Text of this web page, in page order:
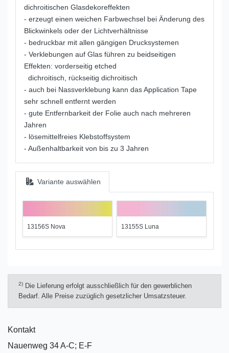
dichroitischen Glasdekoreffekten
- erzeugt einen weichen Farbwechsel bei Änderung des
Blickwinkels oder der Lichtverhältnisse
- bedruckbar mit allen gängigen Drucksystemen
- Verklebungen auf Glas führen zu beidseitigen
Effekten: vorderseitig etched
dichroitisch, rückseitig dichroitisch
- auch bei Nassverklebung kann das Application Tape
sehr schnell entfernt werden
- gute Entfernbarkeit der Folie auch nach mehreren
Jahren
- lösemittelfreies Klebstoffsystem
- Außenhaltbarkeit von bis zu 3 Jahren
Variante auswählen
13156S Nova 13155S Luna
2) Die Lieferung erfolgt ausschließlich für den gewerblichen
Bedarf. Alle Preise zuzüglich gesetzlicher Umsatzsteuer.
Kontakt
Nauenweg 34 A-C; E-F